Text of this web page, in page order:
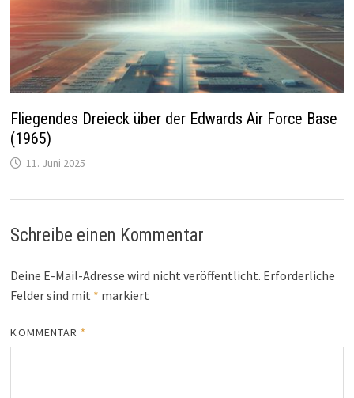
Fliegendes Dreieck über der Edwards Air Force Base
(1965)
11. Juni 2025
Schreibe einen Kommentar
Deine E-Mail-Adresse wird nicht veröffentlicht. Erforderliche
Felder sind mit * markiert
KOMMENTAR *